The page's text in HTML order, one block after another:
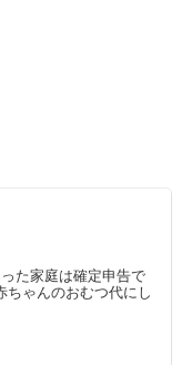
た家庭は確定申告で
ちゃんのおむつ代にし